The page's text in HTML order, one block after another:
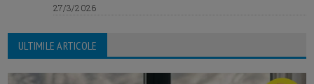
27/3/2026
ULTIMILE ARTICOLE